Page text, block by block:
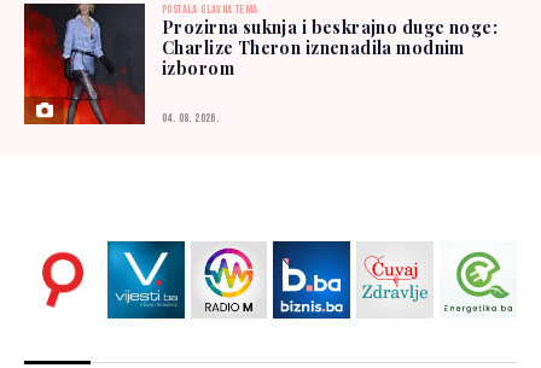
POSTALA GLAVNA TEMA
Prozirna suknja i beskrajno duge noge:
Charlize Theron iznenadila modnim
izborom
04. 08. 2026.